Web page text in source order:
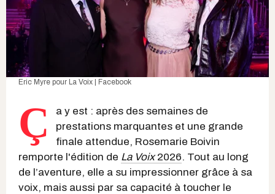
Eric Myre pour La Voix | Facebook
Ç
a y est : après des semaines de
prestations marquantes et une grande
finale attendue, Rosemarie Boivin
remporte l'édition de La Voix2026. Tout au long
de l’aventure, elle a su impressionner grâce à sa
voix, mais aussi par sa capacité à toucher le